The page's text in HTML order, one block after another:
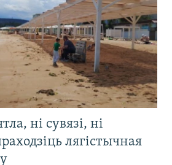
ні сувязі, ні
лягістычная